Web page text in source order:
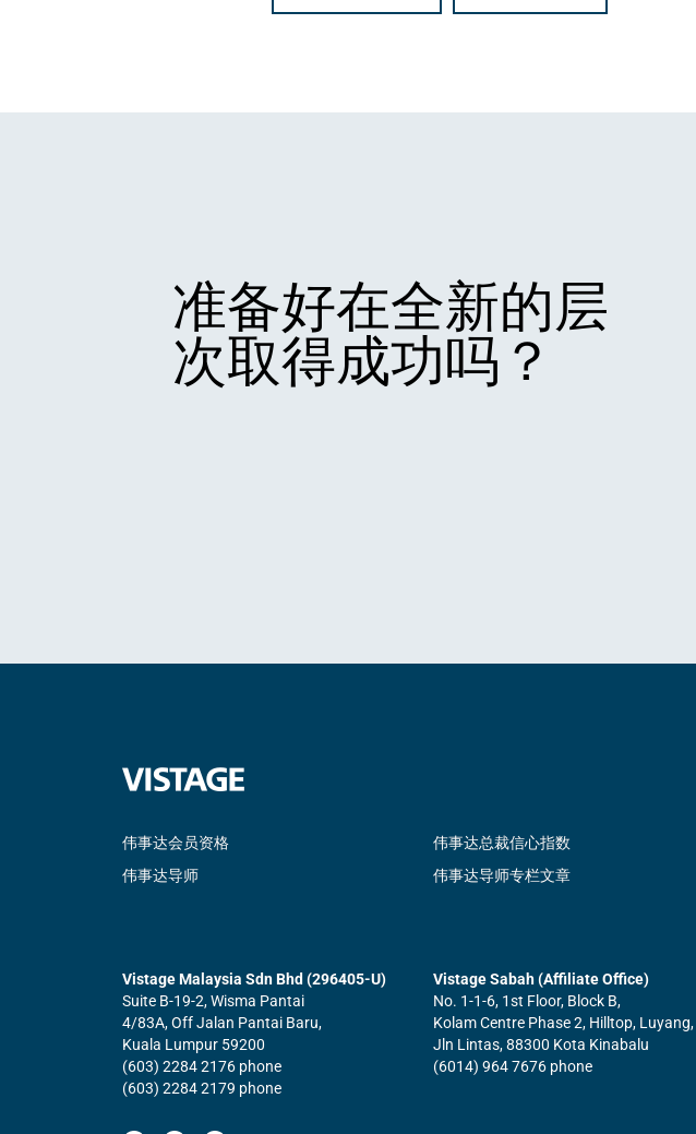
准备好在全新的层
次取得成功吗？
伟事达会员资格
伟事达导师
伟事达总裁信心指数
伟事达导师专栏文章
Vistage Malaysia Sdn Bhd (296405-U)
Suite B-19-2, Wisma Pantai
4/83A, Off Jalan Pantai Baru,
Kuala Lumpur 59200
(603) 2284 2176 phone
(603) 2284 2179 phone
F L Y
Vistage Sabah (Affiliate Office)
No. 1-1-6, 1st Floor, Block B,
Kolam Centre Phase 2, Hilltop, Luyang,
Jln Lintas, 88300 Kota Kinabalu
(6014) 964 7676 phone